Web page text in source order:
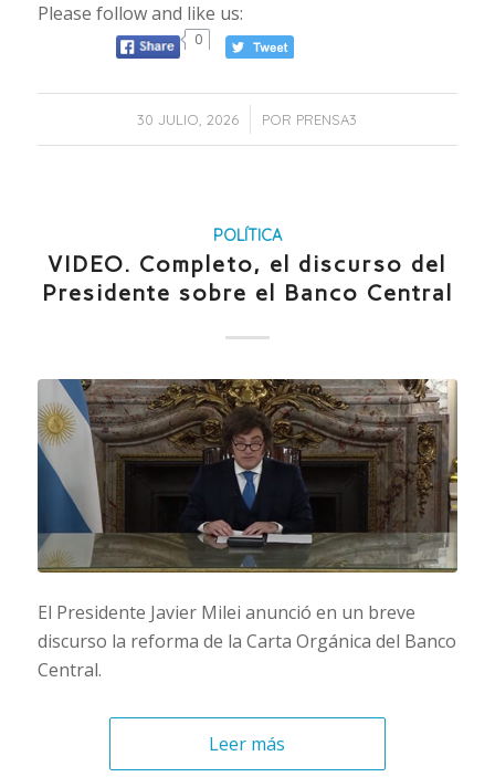
Please follow and like us:
0
30 JULIO, 2026
/ POR PRENSA3
POLÍTICA
VIDEO. Completo, el discurso del
Presidente sobre el Banco Central
El Presidente Javier Milei anunció en un breve
discurso la reforma de la Carta Orgánica del Banco
Central.
Leer más